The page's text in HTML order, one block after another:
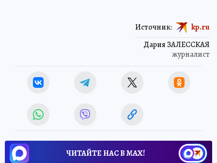
Дария ЗАЛЕССКАЯ
журналист
Источник: kp.ru
ЧИТАЙТЕ НАС В МАХ!